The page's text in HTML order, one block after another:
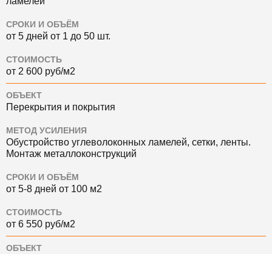
СРОКИ И ОБЪЁМ
от 5 дней от 1 до 50 шт.
СТОИМОСТЬ
от 2 600 руб/м2
ОБЪЕКТ
Перекрытия и покрытия
МЕТОД УСИЛЕНИЯ
Обустройство углеволоконных ламелей, сетки, ленты.
Монтаж металлоконструкций
СРОКИ И ОБЪЁМ
от 5-8 дней от 100 м2
СТОИМОСТЬ
от 6 550 руб/м2
ОБЪЕКТ